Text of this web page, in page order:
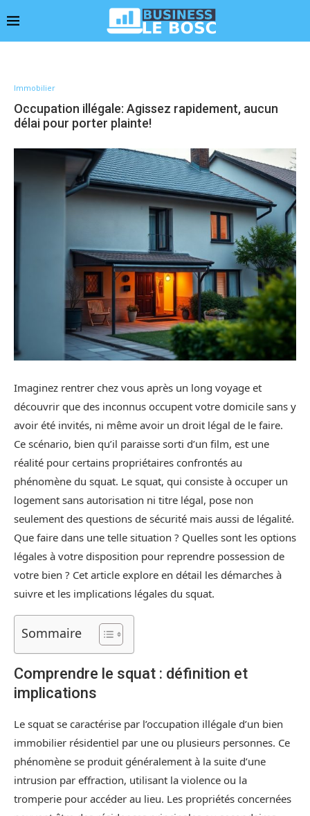
Immobilier
Occupation illégale: Agissez rapidement, aucun
délai pour porter plainte!
Imaginez rentrer chez vous après un long voyage et
découvrir que des inconnus occupent votre domicile sans y
avoir été invités, ni même avoir un droit légal de le faire.
Ce scénario, bien qu’il paraisse sorti d’un film, est une
réalité pour certains propriétaires confrontés au
phénomène du squat. Le squat, qui consiste à occuper un
logement sans autorisation ni titre légal, pose non
seulement des questions de sécurité mais aussi de légalité.
Que faire dans une telle situation ? Quelles sont les options
légales à votre disposition pour reprendre possession de
votre bien ? Cet article explore en détail les démarches à
suivre et les implications légales du squat.
Sommaire
Comprendre le squat : définition et
implications
Le squat se caractérise par l’occupation illégale d’un bien
immobilier résidentiel par une ou plusieurs personnes. Ce
phénomène se produit généralement à la suite d’une
intrusion par effraction, utilisant la violence ou la
tromperie pour accéder au lieu. Les propriétés concernées